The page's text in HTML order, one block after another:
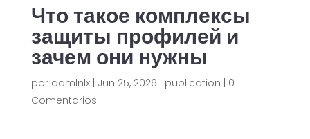
Что такое комплексы
защиты профилей и
зачем они нужны
por admlnlx| Jun 25, 2026 | publication | 0
Comentarios